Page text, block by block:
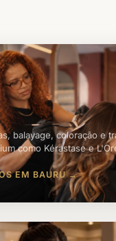
balayage, coloração e
como Kérastase e
EM BAURU